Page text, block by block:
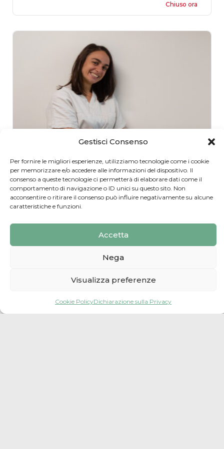
Gestisci Consenso
Per fornire le migliori esperienze, utilizziamo tecnologie come i cookie
per memorizzare e/o accedere alle informazioni del dispositivo. Il
consenso a queste tecnologie ci permetterà di elaborare dati come il
comportamento di navigazione o ID unici su questo sito. Non
acconsentire o ritirare il consenso può influire negativamente su alcune
caratteristiche e funzioni.
Accetta
Nega
Visualizza preferenze
Cookie PolicyDichiarazione sulla Privacy
Chiuso ora
Daria Vescio
Fisioterapista e Osteopata